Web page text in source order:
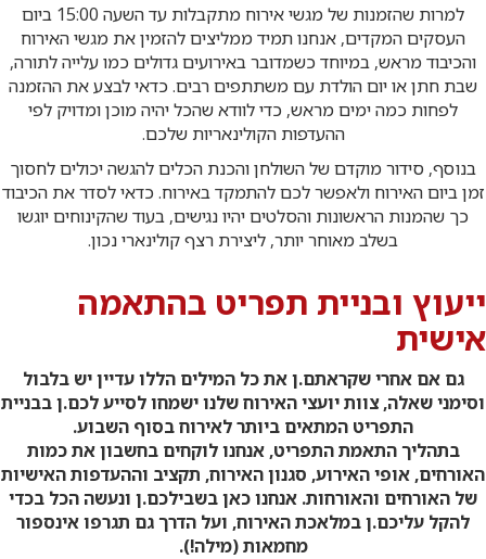
למרות שהזמנות של מגשי אירוח מתקבלות עד השעה 15:00 ביום
העסקים המקדים, אנחנו תמיד ממליצים להזמין את מגשי האירוח
והכיבוד מראש, במיוחד כשמדובר באירועים גדולים כמו עלייה לתורה,
שבת חתן או יום הולדת עם משתתפים רבים. כדאי לבצע את ההזמנה
לפחות כמה ימים מראש, כדי לוודא שהכל יהיה מוכן ומדויק לפי
ההעדפות הקולינאריות שלכם.
בנוסף, סידור מוקדם של השולחן והכנת הכלים להגשה יכולים לחסוך
זמן ביום האירוח ולאפשר לכם להתמקד באירוח. כדאי לסדר את הכיבוד
כך שהמנות הראשונות והסלטים יהיו נגישים, בעוד שהקינוחים יוגשו
בשלב מאוחר יותר, ליצירת רצף קולינארי נכון.
ייעוץ ובניית תפריט בהתאמה
אישית
גם אם אחרי שקראתם.ן את כל המילים הללו עדיין יש בלבול
וסימני שאלה, צוות יועצי האירוח שלנו ישמחו לסייע לכם.ן בבניית
התפריט המתאים ביותר לאירוח בסוף השבוע.
בתהליך התאמת התפריט, אנחנו לוקחים בחשבון את כמות
האורחים, אופי האירוע, סגנון האירוח, תקציב וההעדפות האישיות
של האורחים והאורחות. אנחנו כאן בשבילכם.ן ונעשה הכל בכדי
להקל עליכם.ן במלאכת האירוח, ועל הדרך גם תגרפו אינספור
מחמאות (מילה!).